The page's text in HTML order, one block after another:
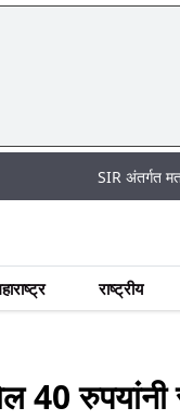
SIR अंतर्गत मतदार
राष्ट्रीय
रुपयांनी